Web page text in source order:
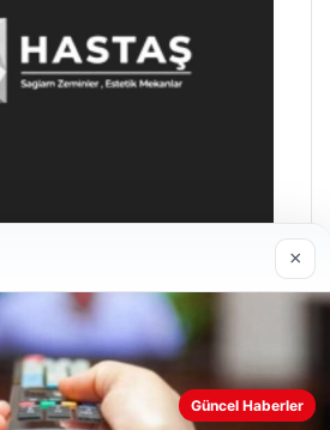
daha iyi anlayabilmek,
×
Güncel Haberler